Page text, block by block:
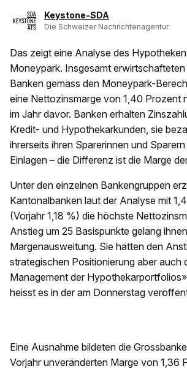
Keystone-SDA
Die Schweizer Nachrichtenagentur
Das zeigt eine Analyse des
Moneypark. Insgesamt erwirtschafteten
Banken gemäss den Moneypark-
eine Nettozinsmarge von 1,40 Prozent
im Jahr davor. Banken erhalten
Kredit- und Hypothekarkunden, sie
ihrerseits ihren Sparerinnen und
Einlagen – die Differenz ist die Marge
Unter den einzelnen Bankengruppen
Kantonalbanken laut der Analyse mit
(Vorjahr 1,18 %) die höchste
Anstieg um 25 Basispunkte gelang
Margenausweitung. Sie hätten den
strategischen Positionierung aber auch
Management der
heisst es in der am Donnerstag
Eine Ausnahme bildeten die
Vorjahr unveränderten Marge von 1,36